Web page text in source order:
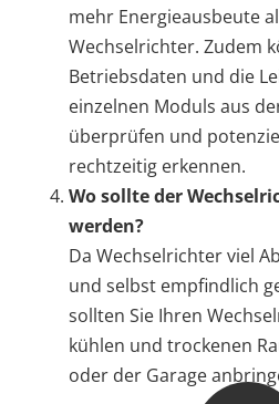
mehr Energieausbeute
Wechselrichter. Zudem
Betriebsdaten und die
einzelnen Moduls aus
überprüfen und
rechtzeitig erkennen.
Wo sollte der
werden?
Da Wechselrichter viel
und selbst empfindlich
sollten Sie Ihren
kühlen und trockenen
oder der Garage